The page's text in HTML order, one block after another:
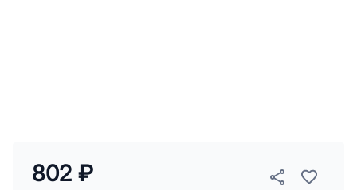
802 ₽